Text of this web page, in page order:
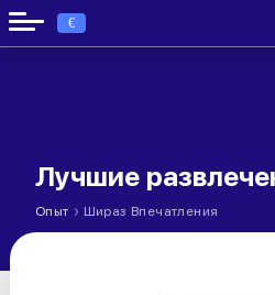
€
Лучшие
Опыт › Шираз Впечатления